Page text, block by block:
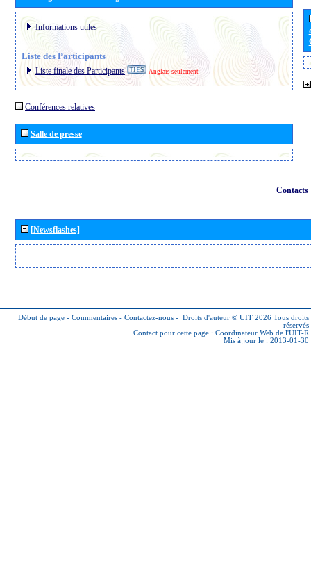
Informations utiles
Liste des Participants
Liste finale des Participants Anglais seulement
Conférences relatives
Salle de presse
Contacts
[Newsflashes]
Début de page - Commentaires - Contactez-nous - Droits d'auteur © UIT 2026 Tous droits
réservés
Contact pour cette page : Coordinateur Web de l'UIT-R
Mis à jour le : 2013-01-30